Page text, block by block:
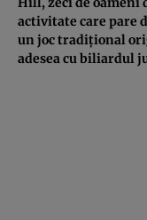
activitate care pare
un joc tradițional
adesea cu biliardul